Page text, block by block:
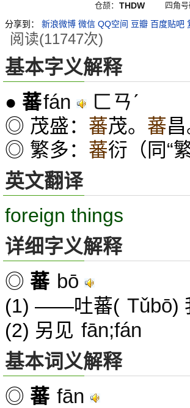
仓颉： THDW 四角号
分享到：
新浪微博 微信 QQ空间 豆瓣 百度贴吧
阅读(11747次)
基本字义解释
● 蕃fán ㄈㄢˊ
◎ 茂盛： 蕃茂。 蕃昌
◎ 繁多： 蕃衍（同“
英文翻译
foreign things
详细字义解释
◎ 蕃 bō
(1) ——吐蕃( Tǔbō)
(2) 另见 fān;fán
基本词义解释
◎ 蕃 fān